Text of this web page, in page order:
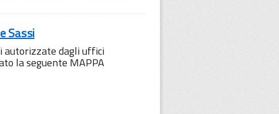
Sassi
autorizzate dagli uffici
la seguente MAPPA